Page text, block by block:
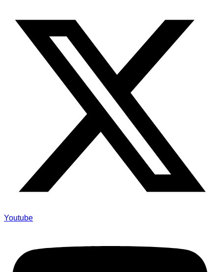
Youtube